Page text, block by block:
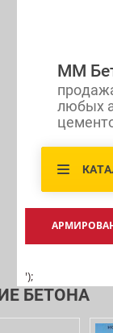
ММ
любых
');
БЕТОНА